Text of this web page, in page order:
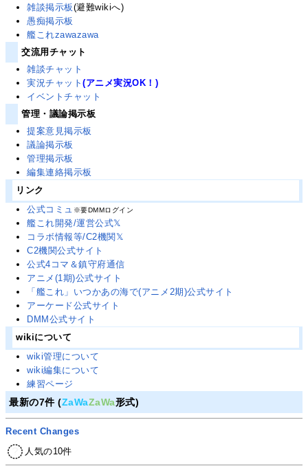
雑談掲示板(避難wikiへ)
愚痴掲示板
艦これzawazawa
交流用チャット
雑談チャット
実況チャット(アニメ実況OK！)
イベントチャット
管理・議論掲示板
提案意見掲示板
議論掲示板
管理掲示板
編集連絡掲示板
リンク
公式コミュ ※要DMMログイン
艦これ開発/運営公式𝕏
コラボ情報等/C2機関𝕏
C2機関公式サイト
公式4コマ＆鎮守府通信
アニメ(1期)公式サイト
「艦これ」いつかあの海で(アニメ2期)公式サイト
アーケード公式サイト
DMM公式サイト
wikiについて
wiki管理について
wiki編集について
練習ページ
最新の7件 (ZaWaZaWa形式)
Recent Changes
人気の10件